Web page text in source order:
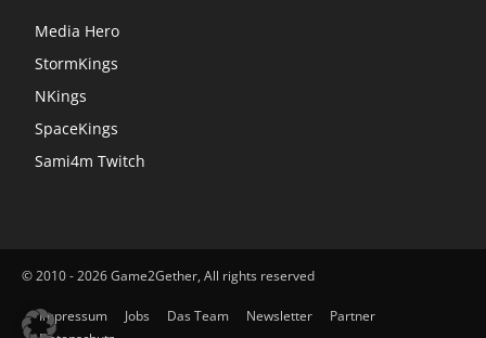
Media Hero
StormKings
NKings
SpaceKings
Sami4m Twitch
© 2010 - 2026 Game2Gether, All rights reserved
Impressum Jobs Das Team Newsletter
Partner